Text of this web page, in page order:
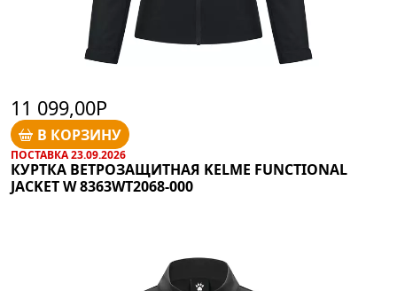
11 099,00Р
В КОРЗИНУ
ПОСТАВКА 23.09.2026
КУРТКА ВЕТРОЗАЩИТНАЯ KELME FUNCTIONAL
JACKET W 8363WT2068-000